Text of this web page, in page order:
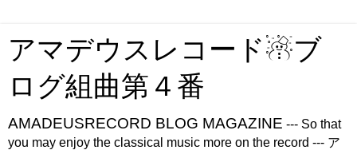
アマデウスレコード☃ブ
ログ組曲第４番
AMADEUSRECORD BLOG MAGAZINE --- So that
you may enjoy the classical music more on the record --- ア